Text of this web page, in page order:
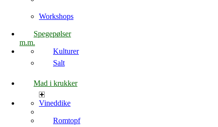
Workshops
Spegepølser
m.m.
Kulturer
Salt
Mad i krukker
Vineddike
Romtopf